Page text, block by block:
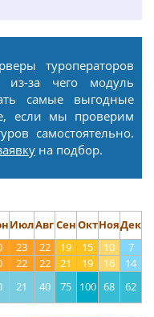
туроператоров
из-за чего модуль
самые выгодные
если мы проверим
самостоятельно.
на подбор.
ИюлАвгСенОктНояДек
23 22 19 15 10
7
22 22 21 19 16
14
21 40 75 100 68 62